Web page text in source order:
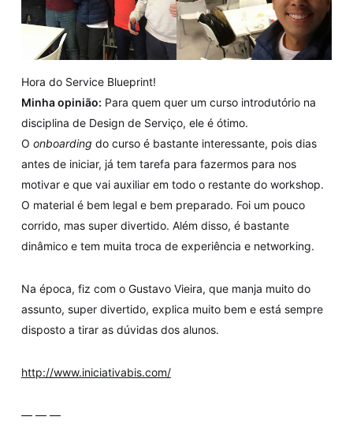
Hora do Service Blueprint!
Minha opinião: Para quem quer um curso introdutório na
disciplina de Design de Serviço, ele é ótimo.
O onboarding do curso é bastante interessante, pois dias
antes de iniciar, já tem tarefa para fazermos para nos
motivar e que vai auxiliar em todo o restante do workshop.
O material é bem legal e bem preparado. Foi um pouco
corrido, mas super divertido. Além disso, é bastante
dinâmico e tem muita troca de experiência e networking.
Na época, fiz com o Gustavo Vieira, que manja muito do
assunto, super divertido, explica muito bem e está sempre
disposto a tirar as dúvidas dos alunos.
http://www.iniciativabis.com/
— — —